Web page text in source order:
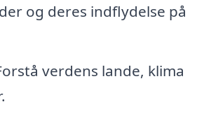
og deres indflydelse på
verdens lande, klima